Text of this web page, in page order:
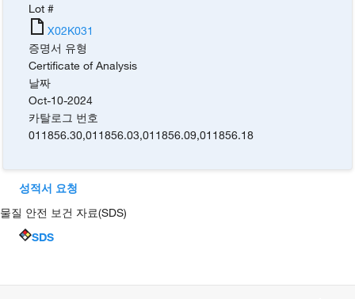
Lot #
X02K031
증명서 유형
Certificate of Analysis
날짜
Oct-10-2024
카탈로그 번호
011856.30,011856.03,011856.09,011856.18
성적서 요청
물질 안전 보건 자료(SDS)
SDS